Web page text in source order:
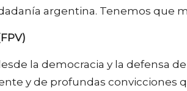
argentina. Tenemos que
la democracia y la defensa
y de profundas convicciones